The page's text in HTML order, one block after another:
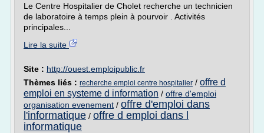
Le Centre Hospitalier de Cholet recherche un technicien
de laboratoire à temps plein à pourvoir . Activités
principales...
Lire la suite
Site : http://ouest.emploipublic.fr
Thèmes liés : recherche emploi centre hospitalier / offre d
emploi en systeme d information / offre d'emploi
organisation evenement / offre d'emploi dans
l'informatique / offre d emploi dans l
informatique